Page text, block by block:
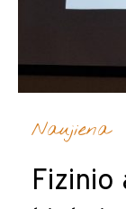
Naujiena
Fizinio